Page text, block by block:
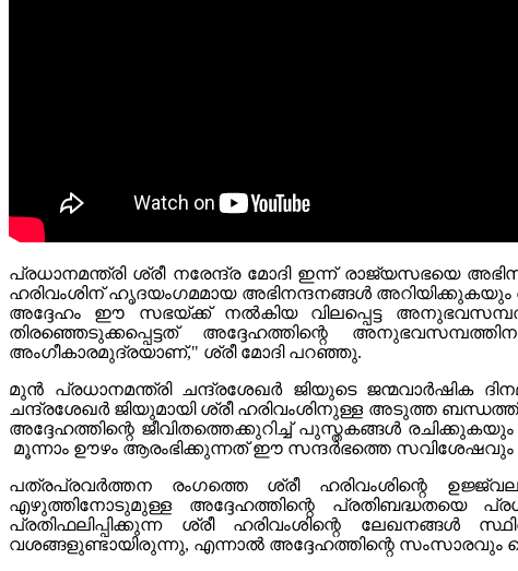
പ്രധാനമന്ത്രി ശ്രീ നരേന്ദ്ര മോദി ഇന്ന് രാജ്യസഭയെ
ഹരിവംശിന് ഹൃദയംഗമമായ അഭിനന്ദനങ്ങൾ
അദ്ദേഹം ഈ സഭയ്ക്ക് നൽകിയ വിലപ്പെട്ട
തിരഞ്ഞെടുക്കപ്പെട്ടത് അദ്ദേഹത്തിന്റെ
അംഗീകാരമുദ്രയാണ്," ശ്രീ മോദി പറഞ്ഞു.
മുൻ പ്രധാനമന്ത്രി ചന്ദ്രശേഖർ ജിയുടെ ജന്മവാർഷിക
ചന്ദ്രശേഖർ ജിയുമായി ശ്രീ ഹരിവംശിനുള്ള അടുത്ത
അദ്ദേഹത്തിന്റെ ജീവിതത്തെക്കുറിച്ച് പുസ്തകങ്ങൾ രചിക്കുകയും
മൂന്നാം ഊഴം ആരംഭിക്കുന്നത് ഈ സന്ദർഭത്തെ സവിശേഷവും
പത്രപ്രവർത്തന രംഗത്തെ ശ്രീ ഹരിവംശിന്റെ
എഴുത്തിനോടുമുള്ള അദ്ദേഹത്തിന്റെ പ്രതിബദ്ധതയെ
പ്രതിഫലിപ്പിക്കുന്ന ശ്രീ ഹരിവംശിന്റെ ലേഖനങ്ങൾ
വശങ്ങളുണ്ടായിരുന്നു, എന്നാൽ അദ്ദേഹത്തിന്റെ സംസാരവും